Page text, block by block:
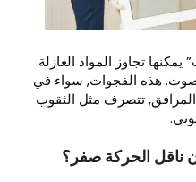
تجاوز المواد العازلة
100% نقل الصوت. هذه الفجوات, سواء في
تتصرف مثل الثقوب
الحركة صفر؟